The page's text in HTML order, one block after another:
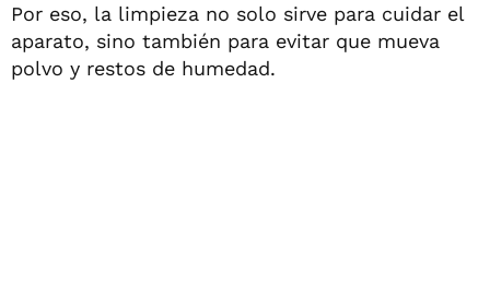
Por eso, la limpieza no solo sirve para cuidar el
aparato, sino también para evitar que mueva
polvo y restos de humedad.